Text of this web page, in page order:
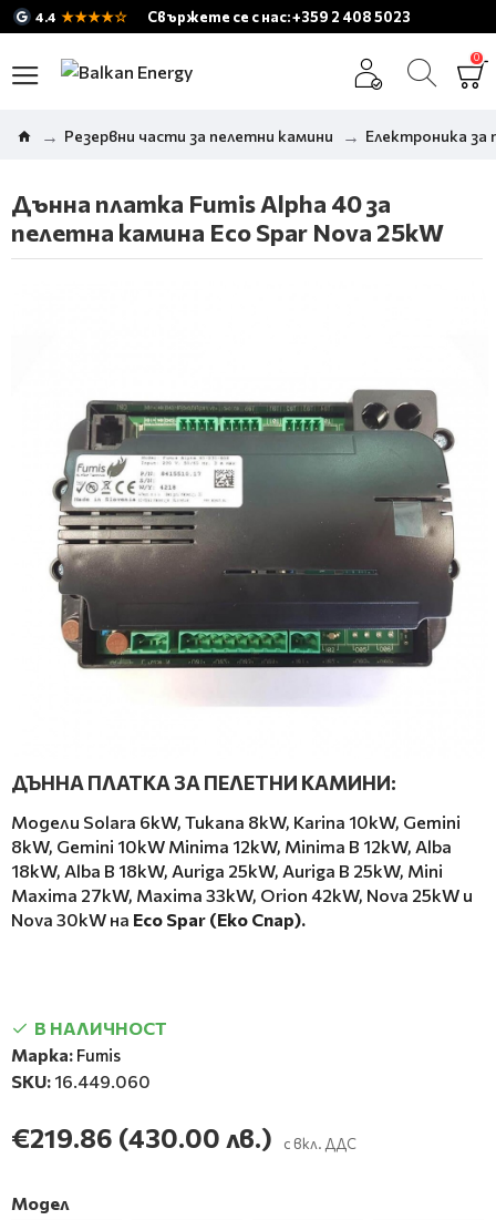
4.4 ★★★★☆ Свържете се с нас: +359 2 408 5023
0
Резервни части за пелетни камини Електроника за
Дънна платка Fumis Alpha 40 за
пелетна камина Eco Spar Nova 25kW
ДЪННА ПЛАТКА ЗА ПЕЛЕТНИ КАМИНИ:
Модели Solara 6kW, Tukana 8kW, Karina 10kW, Gemini
8kW, Gemini 10kW Minima 12kW, Minima B 12kW, Alba
18kW, Alba B 18kW, Auriga 25kW, Auriga B 25kW, Mini
Maxima 27kW, Maxima 33kW, Orion 42kW, Nova 25kW и
Nova 30kW на Eco Spar (Еко Спар).
В НАЛИЧНОСТ
Марка: Fumis
SKU: 16.449.060
€219.86 (430.00 лв.) с вкл. ДДС
Модел